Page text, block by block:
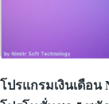
โปรแกรมเงินเดือน